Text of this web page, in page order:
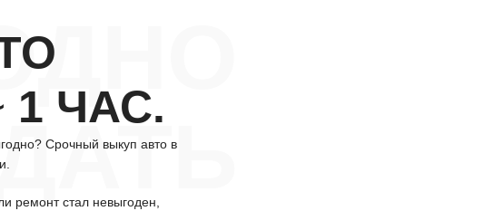
1 ЧАС.
Срочный выкуп авто в
ремонт стал невыгоден,